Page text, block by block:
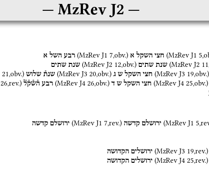
MzRev J2
(MzRev J1 5, חצי השקל א (MzRev J1 7,obv.) רבע השל א
(MzRev J2 11 שנת שתים (MzRev J2 12,obv.) שנת שתים
(MzRev J3 19,obv.) חצי השקל ש ג (MzRev J3 20,obv.) שנת֯ שלוש 21,obv.)
(MzRev J4 25,obv.) חצי השקל ש ד (MzRev J4 26,obv.) רבע ה֯ש֯ק֯ל֯ 26,rev.)
(MzRev J1 5, ירושלם קדשה (MzRev J1 7,rev.) ירושלם קדשה
(MzRev J3 19,rev.) ירושלים הקדושה
(MzRev J4 25,rev.) ירושלים הקדושה